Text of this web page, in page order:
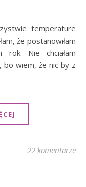
że postanowiłam
rok. Nie chciałam
bo wiem, że nic by z
22 komentarze